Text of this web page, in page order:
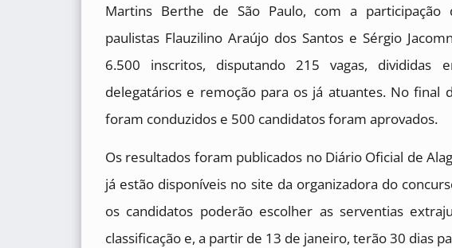
Martins Berthe de São Paulo, com a participação
paulistas Flauzilino Araújo dos Santos e Sérgio
6.500 inscritos, disputando 215 vagas, divididas
delegatários e remoção para os já atuantes. No final
foram conduzidos e 500 candidatos foram aprovados.
Os resultados foram publicados no Diário Oficial de
já estão disponíveis no site da organizadora do
os candidatos poderão escolher as serventias
classificação e, a partir de 13 de janeiro, terão 30 dias